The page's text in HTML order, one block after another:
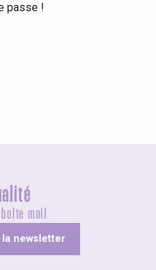
passe !
mail
newsletter